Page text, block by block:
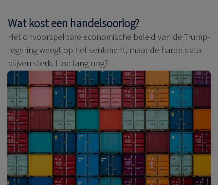
Wat kost een handelsoorlog?
Het onvoorspelbare economische beleid van de Trump-
regering weegt op het sentiment, maar de harde data
blijven sterk. Hoe lang nog?